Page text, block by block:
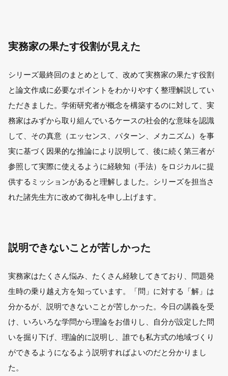
実務家の果たす役割が見えた
シリーズ最終回のまとめとして、改めて実務家の果たす役割
と論文作成に必要なポイントをわかりやすく整理解説してい
ただきました。学術研究者が概念を構築するのに対して、実
務家はみずから取り組んでいるケースの社会的な意味を認識
して、その真意（エッセンス、パターン、メカニズム）を事
実に基づく因果的な推論により説明して、後に続く第三者が
参照して実際に使えるように経験知（手法）をロジカルに提
供するミッションがあると理解しました。シリーズを担当さ
れた諸先生方に改めて御礼を申し上げます。
説明できないことが苦しかった
実務家はたくさん悩み、たくさん経験してきており、問題発
生時の乗り越え方を知っています。「問」に対する「解」は
分かるが、説明できないことが苦しかった。今日の講義を受
け、いろいろな学問から理論をお借りし、自分が設定した問
いを掘り下げ、理論的に説明し、誰でも私方式の地域づくり
ができるようになるよう説明すればよいのだと分かりまし
た。